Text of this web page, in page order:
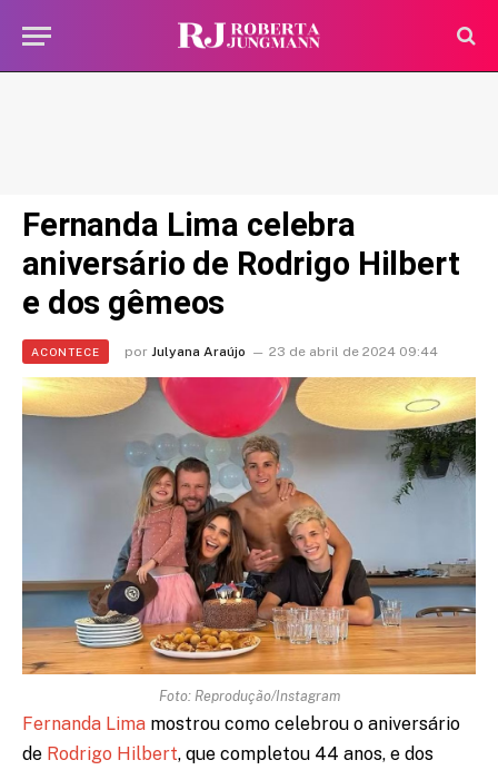
Fernanda Lima celebra
aniversário de Rodrigo Hilbert
e dos gêmeos
ACONTECE por Julyana Araújo 23 de abril de 2024 09:44
Foto: Reprodução/Instagram
Fernanda Lima mostrou como celebrou o aniversário
de Rodrigo Hilbert, que completou 44 anos, e dos